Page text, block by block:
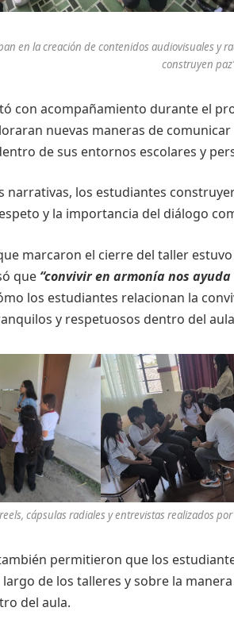
en la creación de contenidos audiovisuales y
construyen
con acompañamiento durante el
nuevas maneras de
de sus entornos escolares y
narrativas, los estudiantes
y la importancia del diálogo
marcaron el cierre del taller
que “convivir en armonía nos
los estudiantes relacionan la
y respetuosos dentro del
cápsulas radiales y entrevistas realizados
permitieron que los
de los talleres y sobre la
del aula.